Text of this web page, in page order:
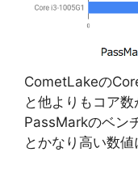
CometLakeの
と他よりもコア数
PassMarkのベン
とかなり高い数